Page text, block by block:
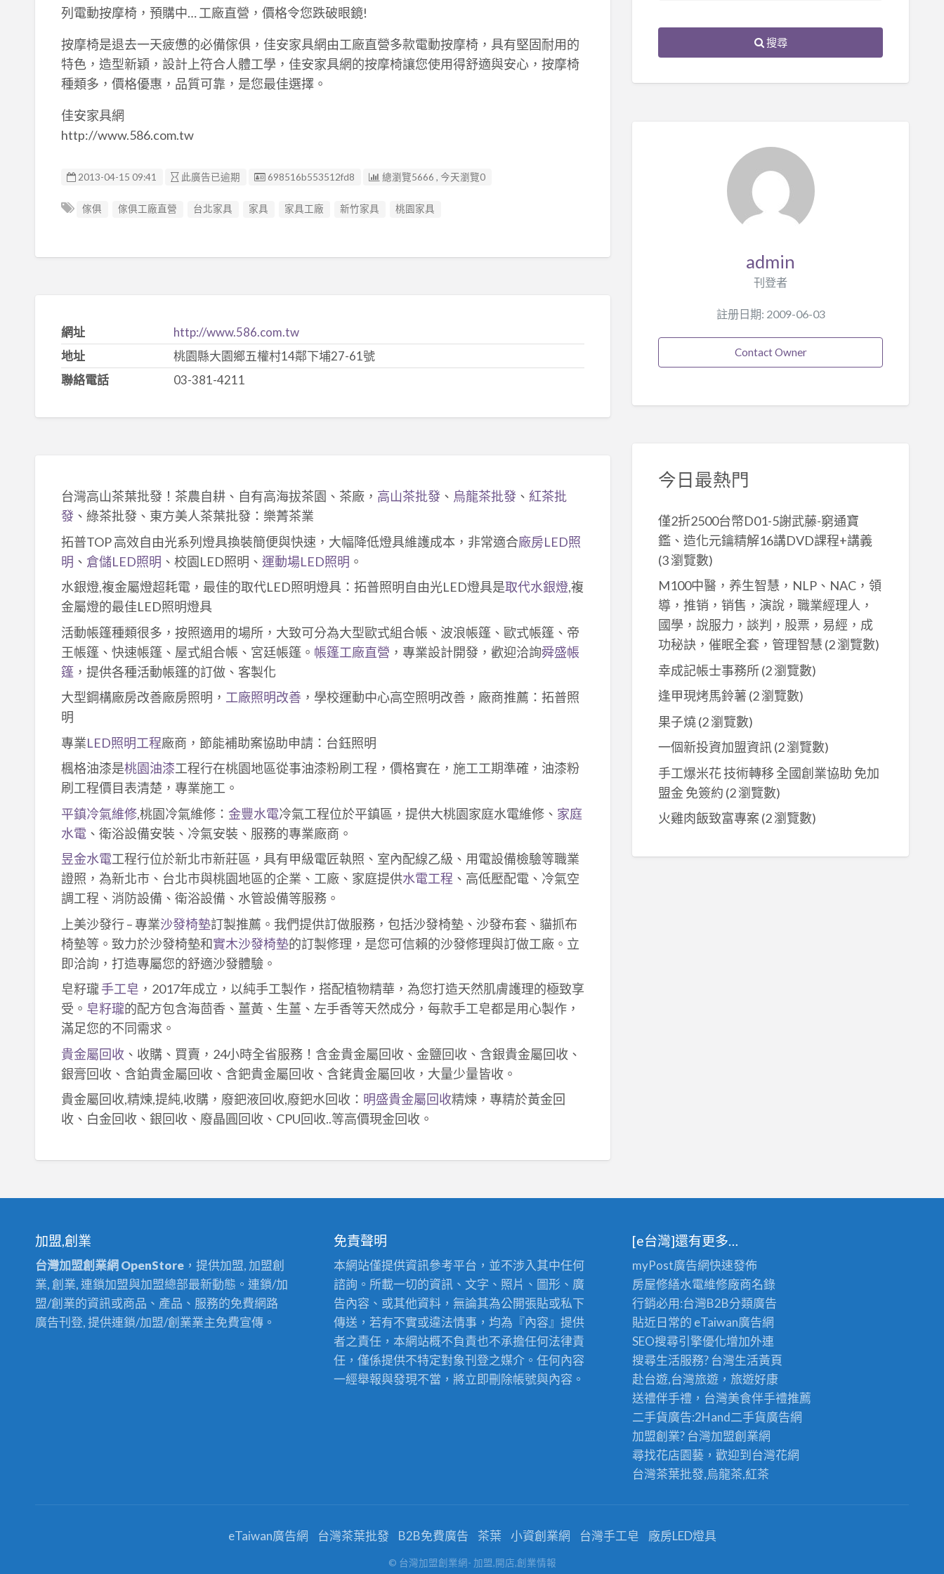
列電動按摩椅，預購中… 工廠直營，價格令您跌破眼鏡!
按摩椅是退去一天疲憊的必備傢俱，佳安家具網由工廠直營多款電動按摩椅，具有堅固耐用的
特色，造型新穎，設計上符合人體工學，佳安家具網的按摩椅讓您使用得舒適與安心，按摩椅
種類多，價格優惠，品質可靠，是您最佳選擇。
佳安家具網
http://www.586.com.tw
2013-04-15 09:41 此廣告已逾期 廣告编號
698516b553512fd8 總瀏覽5666 , 今天瀏覽0
傢俱 傢俱工廠直營 台北家具 家具 家具工廠 新竹家具 桃園家具
網址
http://www.586.com.tw
地址
桃園縣大園鄉五權村14鄰下埔27-61號
聯絡電話
03-381-4211
台灣高山茶葉批發！茶農自耕、自有高海拔茶園、茶廠， 高山茶批發、 烏龍茶批發、 紅茶批
發、綠茶批發、東方美人茶葉批發：樂菁茶業
拓普TOP 高效自由光系列燈具換裝簡便與快速，大幅降低燈具維護成本，非常適合廠房LED照
明 、 倉儲LED照明 、校園LED照明、 運動場LED照明 。
水銀燈,複金屬燈超耗電，最佳的取代LED照明燈具：拓普照明自由光LED燈具是取代水銀燈,複
金屬燈的最佳LED照明燈具
活動帳篷種類很多，按照適用的場所，大致可分為大型歐式組合帳、波浪帳篷、歐式帳篷、帝
王帳篷、快速帳篷、屋式組合帳、宮廷帳篷。 帳篷工廠直營 ，專業設計開發，歡迎洽詢舜盛帳
篷，提供各種活動帳篷的訂做、客製化
大型鋼構廠房改善廠房照明， 工廠照明改善，學校運動中心高空照明改善，廠商推薦：拓普照
明
專業LED照明工程廠商，節能補助案協助申請：台鈺照明
楓格油漆是桃園油漆工程行在桃園地區從事油漆粉刷工程，價格實在，施工工期準確，油漆粉
刷工程價目表清楚，專業施工。
平鎮冷氣維修,桃園冷氣維修： 金豐水電冷氣工程位於平鎮區，提供大桃園家庭水電維修、 家庭
水電、衛浴設備安裝、冷氣安裝、服務的專業廠商。
昱金水電工程行位於新北市新莊區，具有甲級電匠執照、室內配線乙級、用電設備檢驗等職業
證照，為新北市、台北市與桃園地區的企業、工廠、家庭提供水電工程 、高低壓配電、冷氣空
調工程、消防設備、衛浴設備、水管設備等服務。
上美沙發行 – 專業沙發椅墊訂製推薦。我們提供訂做服務，包括沙發椅墊、沙發布套、貓抓布
椅墊等。致力於沙發椅墊和實木沙發椅墊的訂製修理，是您可信賴的沙發修理與訂做工廠。立
即洽詢，打造專屬您的舒適沙發體驗。
皂籽瓏手工皂 ，2017年成立，以純手工製作，搭配植物精華，為您打造天然肌膚護理的極致享
受。 皂籽瓏的配方包含海茴香、薑黃、生薑、左手香等天然成分，每款手工皂都是用心製作，
滿足您的不同需求。
貴金屬回收、收購、買賣，24小時全省服務！含金貴金屬回收、金鹽回收、含銀貴金屬回收、
銀膏回收、含鉑貴金屬回收、含鈀貴金屬回收、含銠貴金屬回收，大量少量皆收。
貴金屬回收,精煉,提純,收購，廢鈀液回收,廢鈀水回收： 明盛貴金屬回收精煉，專精於黃金回
收、白金回收、銀回收、廢晶圓回收、CPU回收..等高價現金回收。
搜尋
admin
刊登者
註册日期: 2009-06-03
Contact Owner
今日最熱門
僅2折2500台幣D01-5謝武藤-窮通寶
鑑、造化元鑰精解16講DVD課程+講義
(3 瀏覽數)
M100中醫，养生智慧，NLP、NAC，領
導，推销，销售，演說，職業經理人，
國學，說服力，談判，股票，易經，成
功秘訣，催眠全套，管理智慧 (2 瀏覽數)
幸成記帳士事務所(2 瀏覽數)
逢甲現烤馬鈴薯 (2 瀏覽數)
果子燒(2 瀏覽數)
一個新投資加盟資訊(2 瀏覽數)
手工爆米花 技術轉移 全國創業協助 免加
盟金 免簽約 (2 瀏覽數)
火雞肉飯致富專案 (2 瀏覽數)
加盟,創業
台灣加盟創業網 OpenStore ，提供加盟, 加盟創
業, 創業, 連鎖加盟與加盟總部最新動態。連鎖/加
盟/創業的資訊或商品、產品、服務的免費網路
廣告刊登, 提供連鎖/加盟/創業業主免費宣傳。
免責聲明
本網站僅提供資訊參考平台，並不涉入其中任何
諮詢。所載一切的資訊、文字、照片、圖形、廣
告內容、或其他資料，無論其為公開張貼或私下
傳送，若有不實或違法情事，均為『內容』提供
者之責任，本網站概不負責也不承擔任何法律責
任，僅係提供不特定對象刊登之媒介。任何內容
一經舉報與發現不當，將立即刪除帳號與內容。
[e台灣]還有更多…
myPost廣告網快速發佈
房屋修繕水電維修廠商名錄
行銷必用:台灣B2B分類廣告
貼近日常的 eTaiwan廣告網
SEO搜尋引擎優化增加外連
搜尋生活服務? 台灣生活黃頁
赴台遊,台灣旅遊 ，旅遊好康
送禮伴手禮，台灣美食伴手禮推薦
二手貨廣告:2Hand二手貨廣告網
加盟創業? 台灣加盟創業網
尋找花店園藝，歡迎到 台灣花網
台灣茶葉批發,烏龍茶,紅茶
eTaiwan廣告網 台灣茶葉批發 B2B免費廣告 茶葉 小資創業網 台灣手工皂 廠房LED燈具
© 台灣加盟創業網- 加盟,開店,創業情報